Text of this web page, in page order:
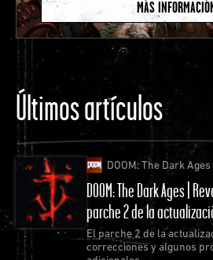
MÁS
Últimos artículos
DOOM: The Dark Ages
DOOM: The Dark Ages |
parche 2 de la
El parche 2 de la
correcciones y algunos